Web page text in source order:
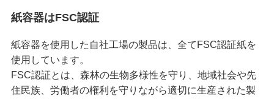
紙容器はFSC認証
紙容器を使用した自社工場の製品は、全てFSC認証紙を
使用しています。
FSC認証とは、森林の生物多様性を守り、地域社会や先
住民族、労働者の権利を守りながら適切に生産された製